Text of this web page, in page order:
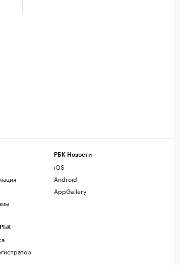
РБК Новости
iOS
Android
AppGallery